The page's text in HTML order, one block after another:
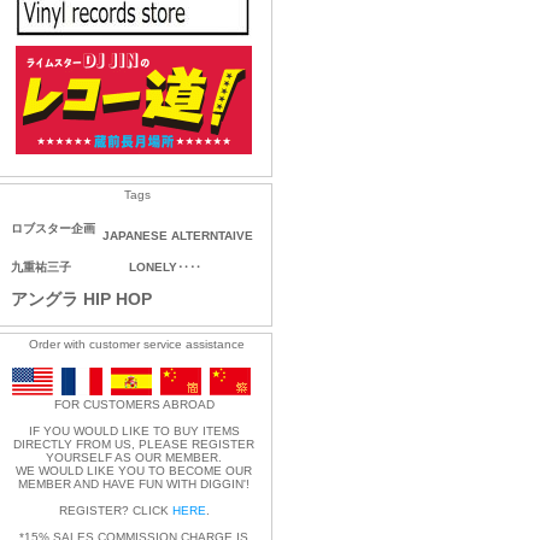
Tags
ロブスター企画
JAPANESE ALTERNTAIVE
九重祐三子 LONELY‥‥
アングラ HIP HOP
Order with customer service assistance
FOR CUSTOMERS ABROAD
IF YOU WOULD LIKE TO BUY ITEMS
DIRECTLY FROM US, PLEASE REGISTER
YOURSELF AS OUR MEMBER.
WE WOULD LIKE YOU TO BECOME OUR
MEMBER AND HAVE FUN WITH DIGGIN'!
REGISTER? CLICK HERE
*15% SALES COMMISSION CHARGE IS